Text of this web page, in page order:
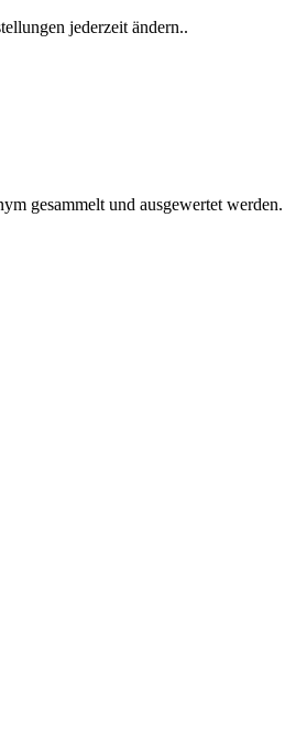
jederzeit ändern..
gesammelt und ausgewertet werden.